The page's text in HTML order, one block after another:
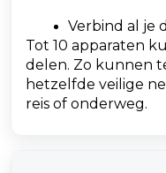
Verbind al je
Tot 10 apparaten
delen. Zo kunnen
hetzelfde veilige
reis of onderweg.